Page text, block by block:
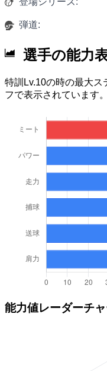
弾道:
選手の能力
特訓Lv.10の時の最大ス
フで表示されています。
能力値レーダーチャ